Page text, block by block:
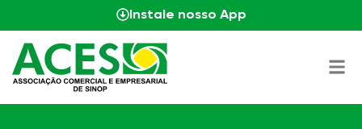
Instale nosso App